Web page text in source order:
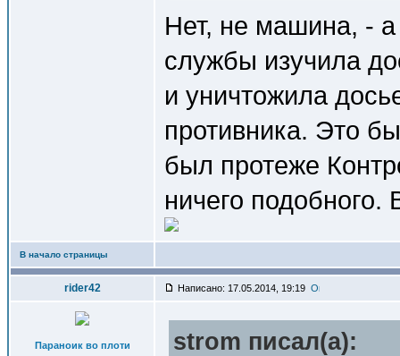
Нет, не машина, - а
службы изучила
и уничтожила
противника. Это
был протеже
ничего подобного.
В начало страницы
rider42 Написано: 17.05.2014, 19:19
Параноик во плоти strom писал(a):